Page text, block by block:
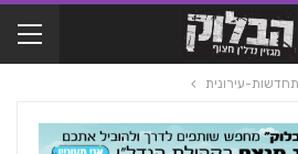
עירונית